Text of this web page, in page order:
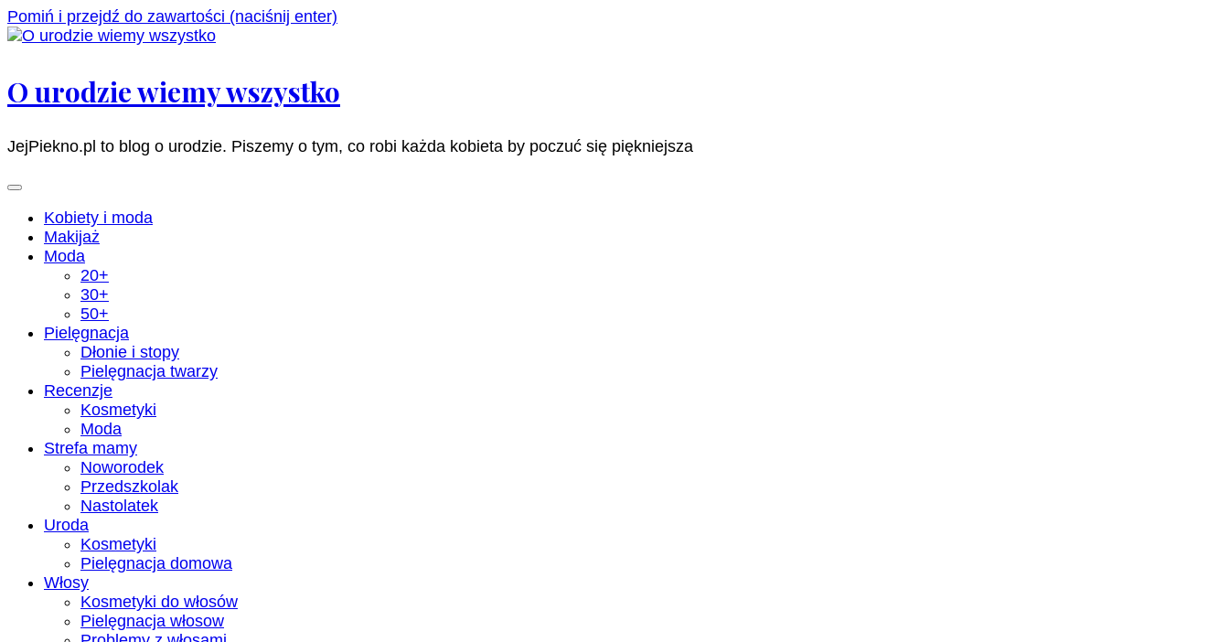
Pomiń i przejdź do zawartości (naciśnij enter)
O urodzie wiemy wszystko
JejPiekno.pl to blog o urodzie. Piszemy o tym, co robi każda kobieta by poczuć się piękniejsza
Kobiety i moda
Makijaż
Moda
20+
30+
50+
Pielęgnacja
Dłonie i stopy
Pielęgnacja twarzy
Recenzje
Kosmetyki
Moda
Strefa mamy
Noworodek
Przedszkolak
Nastolatek
Uroda
Kosmetyki
Pielęgnacja domowa
Włosy
Kosmetyki do włosów
Pielęgnacja włosow